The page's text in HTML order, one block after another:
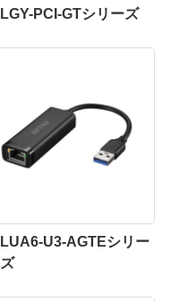
LGY-PCI-GTシリーズ
LUA6-U3-AGTEシリー
ズ